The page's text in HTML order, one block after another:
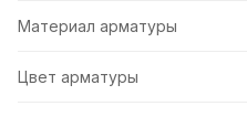
Материал арматуры
Цвет арматуры